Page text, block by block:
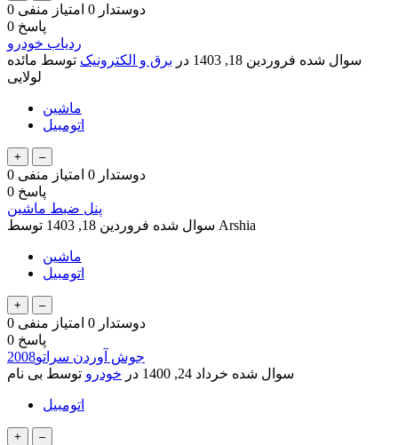
0 دوستدار 0 امتیاز منفی
0 پاسخ
ردیاب خودرو
سوال شده فروردین 18, 1403 در برق و الکترونیک توسط مائده
لولایی
ماشین
اتومبیل
0 دوستدار 0 امتیاز منفی
0 پاسخ
پنل ضبط ماشین
سوال شده فروردین 18, 1403 Arshia
ماشین
اتومبیل
0 دوستدار 0 امتیاز منفی
0 پاسخ
جوش آوردن سراتو2008
سوال شده خرداد 24, 1400 در خودرو توسط بی نام
اتومبیل